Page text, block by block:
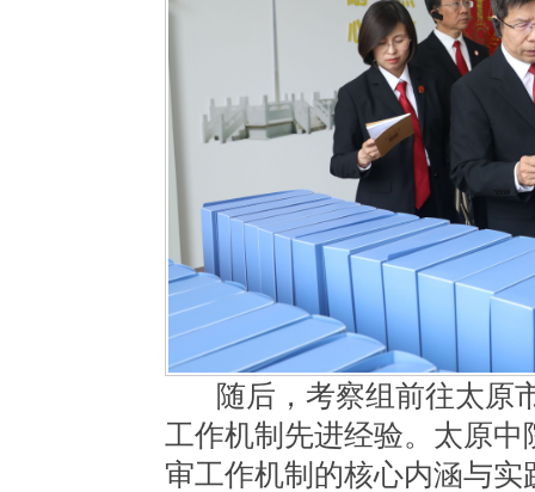
随后，考察组前往太原
工作机制 先进经验。太原中
审工作机制的核心内涵与实